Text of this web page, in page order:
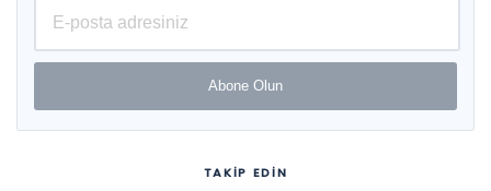
Abone Olun
TAKİP EDİN